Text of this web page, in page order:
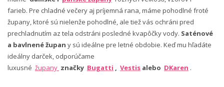
farieb. Pre chladné večery aj príjemná rana, máme pohodlné froté
župany, ktoré sú nielenže pohodlné, ale tiež vás ochráni pred
prechladnutím az tela odstráni posledné kvapôčky vody. Saténové
a bavlnené župan y sú ideálne pre letné obdobie. Keď mu hľadáte
ideálny darček, odporúčame
luxusné župany značky Bugatti , Vestis alebo DKaren .